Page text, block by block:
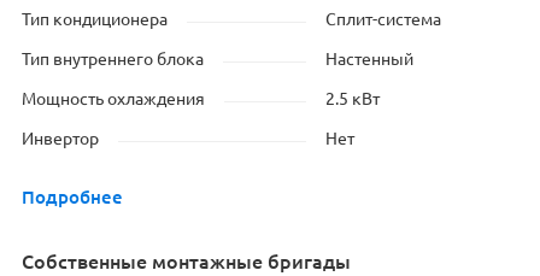
Тип кондиционера Сплит-система
Тип внутреннего блока Настенный
Мощность охлаждения 2.5 кВт
Инвертор Нет
Подробнее
Cобственные монтажные бригады